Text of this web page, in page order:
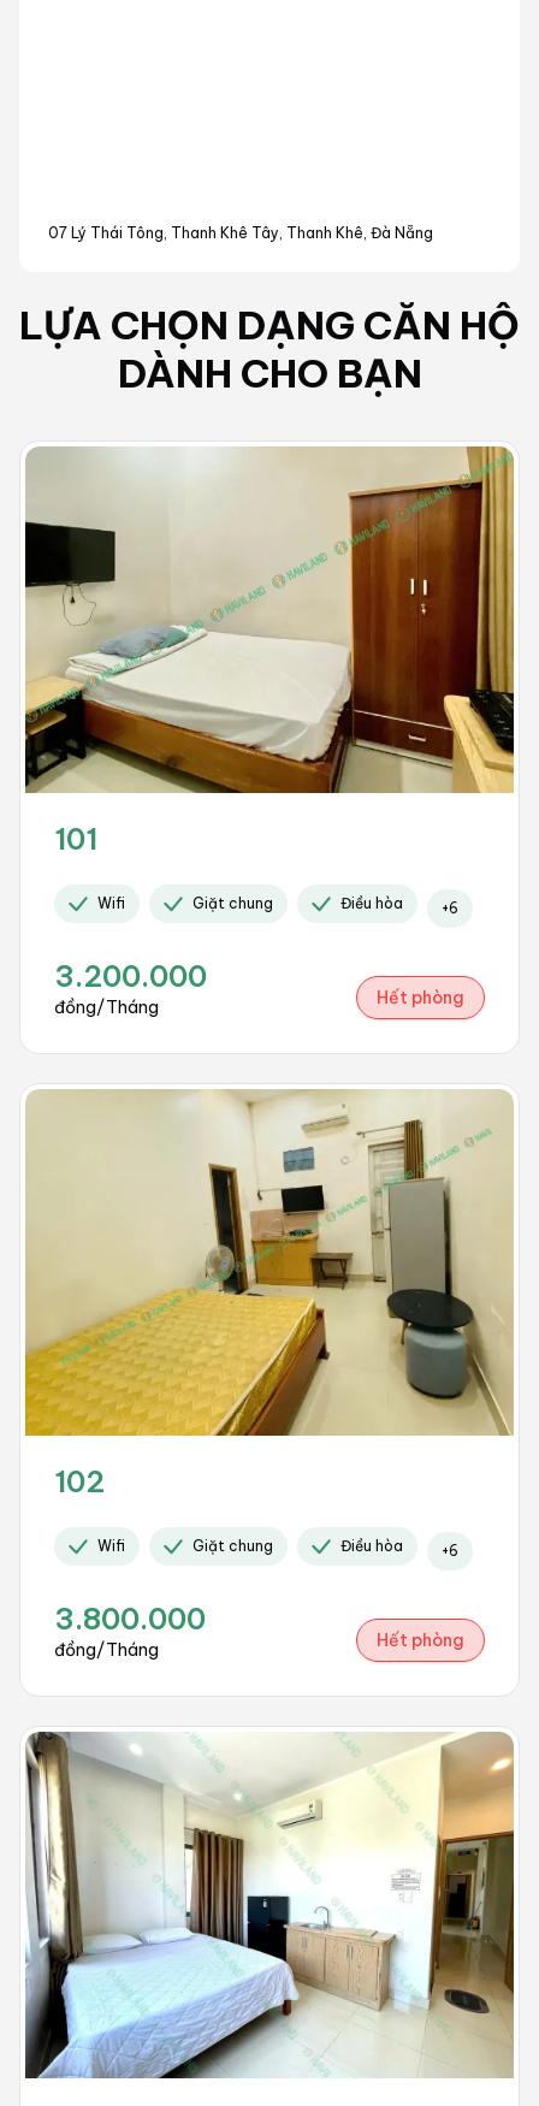
07 Lý Thái Tông, Thanh Khê Tây, Thanh Khê, Đà Nẵng
LỰA CHỌN DẠNG CĂN HỘ
DÀNH CHO BẠN
101
Wifi Giặt chung Điều hòa +6
3.200.000
đồng/Tháng Hết phòng
102
Wifi Giặt chung Điều hòa +6
3.800.000
đồng/Tháng Hết phòng